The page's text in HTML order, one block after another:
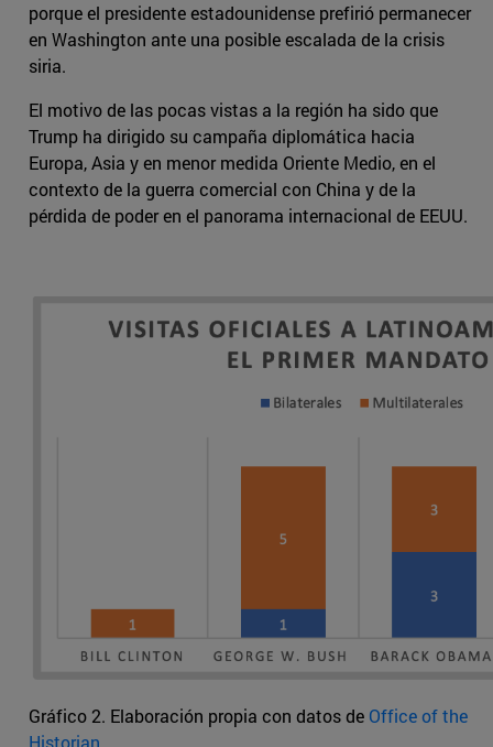
porque el presidente estadounidense prefirió permanecer
en Washington ante una posible escalada de la crisis
siria.
El motivo de las pocas vistas a la región ha sido que
Trump ha dirigido su campaña diplomática hacia
Europa, Asia y en menor medida Oriente Medio, en el
contexto de la guerra comercial con China y de la
pérdida de poder en el panorama internacional de EEUU.
Gráfico 2. Elaboración propia con datos de Office of the
Historian